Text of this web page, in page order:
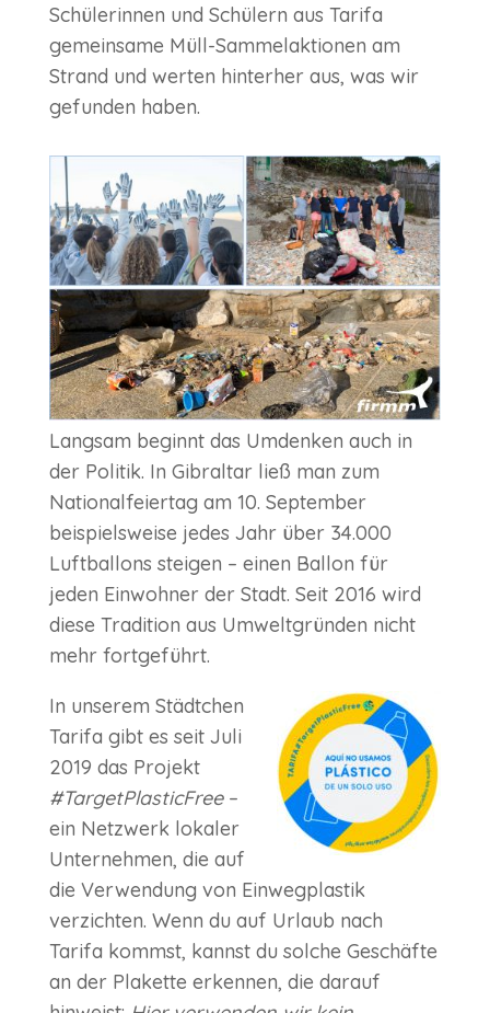
Schülerinnen und Schülern aus Tarifa
gemeinsame Müll-Sammelaktionen am
Strand und werten hinterher aus, was wir
gefunden haben.
Langsam beginnt das Umdenken auch in
der Politik. In Gibraltar ließ man zum
Nationalfeiertag am 10. September
beispielsweise jedes Jahr über 34.000
Luftballons steigen – einen Ballon für
jeden Einwohner der Stadt. Seit 2016 wird
diese Tradition aus Umweltgründen nicht
mehr fortgeführt.
In unserem Städtchen
Tarifa gibt es seit Juli
2019 das Projekt
#TargetPlasticFree–
ein Netzwerk lokaler
Unternehmen, die auf
die Verwendung von Einwegplastik
verzichten. Wenn du auf Urlaub nach
Tarifa kommst, kannst du solche Geschäfte
an der Plakette erkennen, die darauf